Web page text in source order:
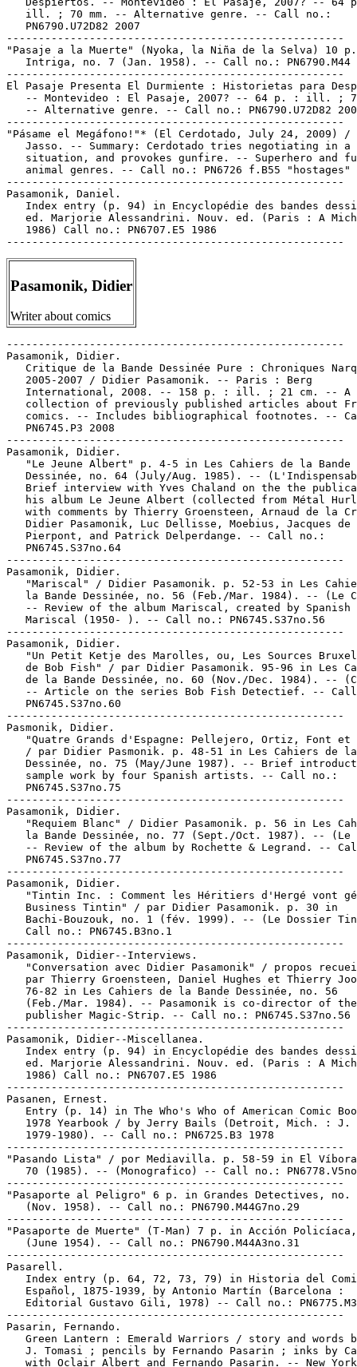
Pasamonik, Didier
Writer about comics
-----------------------------------------------------
Pasamonik, Didier.
Critique de la Bande Dessinée Pure : Chroniques
   2005-2007 / Didier Pasamonik. -- Paris : Berg
   International, 2008. -- 158 p. : ill. ; 21 cm. -- A
collection of previously published articles about
comics. -- Includes bibliographical footnotes. --
   PN6745.P3 2008
-----------------------------------------------------
Pasamonik, Didier.
   "Le Jeune Albert" p. 4-5 in Les Cahiers de la Bande
Dessinée, no. 64 (July/Aug. 1985). --
Brief interview with Yves Chaland on the the
his album Le Jeune Albert (collected from Métal
with comments by Thierry Groensteen, Arnaud de la
   Didier Pasamonik, Luc Dellisse, Moebius, Jacques de
   Pierpont, and Patrick Delperdange. -- Call no.:
   PN6745.S37no.64
-----------------------------------------------------
Pasamonik, Didier.
"Mariscal" / Didier Pasamonik. p. 52-53 in Les
la Bande Dessinée, no. 56 (Feb./Mar. 1984). -- (Le
-- Review of the album Mariscal, created by Spanish
   Mariscal (1950- ). -- Call no.: PN6745.S37no.56
-----------------------------------------------------
Pasamonik, Didier.
"Un Petit Ketje des Marolles, ou, Les Sources
de Bob Fish" / par Didier Pasamonik. 95-96 in Les
de la Bande Dessinée, no. 60 (Nov./Dec. 1984). --
-- Article on the series Bob Fish Detectief. --
   PN6745.S37no.60
-----------------------------------------------------
Pasmonik, Didier.
"Quatre Grands d'Espagne: Pellejero, Ortiz, Font et
/ par Didier Pasmonik. p. 48-51 in Les Cahiers de
Dessinée, no. 75 (May/June 1987). -- Brief
   sample work by four Spanish artists. -- Call no.:
   PN6745.S37no.75
-----------------------------------------------------
Pasamonik, Didier.
"Requiem Blanc" / Didier Pasamonik. p. 56 in Les
la Bande Dessinée, no. 77 (Sept./Oct. 1987). -- (Le
-- Review of the album by Rochette & Legrand. --
   PN6745.S37no.77
-----------------------------------------------------
Pasamonik, Didier.
"Tintin Inc. : Comment les Héritiers d'Hergé vont
   Business Tintin" / par Didier Pasamonik. p. 30 in
Bachi-Bouzouk, no. 1 (fév. 1999). -- (Le Dossier
   Call no.: PN6745.B3no.1
-----------------------------------------------------
Pasamonik, Didier--Interviews.
"Conversation avec Didier Pasamonik" / propos
par Thierry Groensteen, Daniel Hughes et Thierry
   76-82 in Les Cahiers de la Bande Dessinée, no. 56
   (Feb./Mar. 1984). -- Pasamonik is co-director of the
   publisher Magic-Strip. -- Call no.: PN6745.S37no.56
-----------------------------------------------------
Pasamonik, Didier--Miscellanea.
Index entry (p. 94) in Encyclopédie des bandes
ed. Marjorie Alessandrini. Nouv. ed. (Paris : A
   1986) Call no.: PN6707.E5 1986
-----------------------------------------------------
Pasanen, Ernest.
Entry (p. 14) in The Who's Who of American Comic
1978 Yearbook / by Jerry Bails (Detroit, Mich. : J.
   1979-1980). -- Call no.: PN6725.B3 1978
-----------------------------------------------------
"Pasando Lista" / por Mediavilla. p. 58-59 in El
70 (1985). -- (Monografico) -- Call no.:
-----------------------------------------------------
"Pasaporte al Peligro" 6 p. in Grandes Detectives, no.
   (Nov. 1958). -- Call no.: PN6790.M44G7no.29
-----------------------------------------------------
"Pasaporte de Muerte" (T-Man) 7 p. in Acción
   (June 1954). -- Call no.: PN6790.M44A3no.31
-----------------------------------------------------
Pasarell.
Index entry (p. 64, 72, 73, 79) in Historia del
   Español, 1875-1939, by Antonio Martín (Barcelona :
Editorial Gustavo Gili, 1978) -- Call no.:
-----------------------------------------------------
Pasarin, Fernando.
Green Lantern : Emerald Warriors / story and words
J. Tomasi ; pencils by Fernando Pasarin ; inks by
with Oclair Albert and Fernando Pasarin. -- New